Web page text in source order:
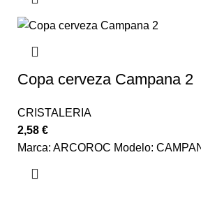
Copa cerveza Campana 2
CRISTALERIA
2,58 €
Marca: ARCOROC Modelo: